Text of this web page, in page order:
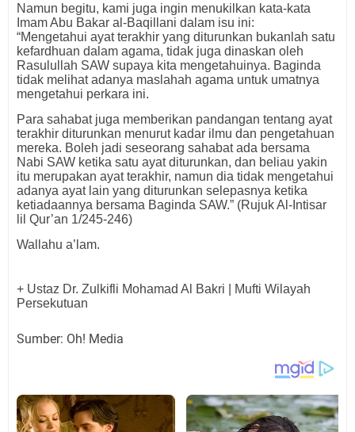
Namun begitu, kami juga ingin menukilkan kata-kata
Imam Abu Bakar al-Baqillani dalam isu ini:
“Mengetahui ayat terakhir yang diturunkan bukanlah satu
kefardhuan dalam agama, tidak juga dinaskan oleh
Rasulullah SAW supaya kita mengetahuinya. Baginda
tidak melihat adanya maslahah agama untuk umatnya
mengetahui perkara ini.
Para sahabat juga memberikan pandangan tentang ayat
terakhir diturunkan menurut kadar ilmu dan pengetahuan
mereka. Boleh jadi seseorang sahabat ada bersama
Nabi SAW ketika satu ayat diturunkan, dan beliau yakin
itu merupakan ayat terakhir, namun dia tidak mengetahui
adanya ayat lain yang diturunkan selepasnya ketika
ketiadaannya bersama Baginda SAW.” (Rujuk Al-Intisar
lil Qur’an 1/245-246)
Wallahu a’lam.
+ Ustaz Dr. Zulkifli Mohamad Al Bakri | Mufti Wilayah
Persekutuan
Sumber: Oh! Media